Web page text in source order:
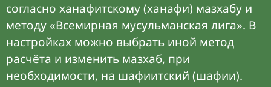
согласно ханафитскому (ханафи) мазхабу и
методу «Всемирная мусульманская лига». В
настройках можно выбрать иной метод
расчёта и изменить мазхаб, при
необходимости, на шафиитский (шафии).